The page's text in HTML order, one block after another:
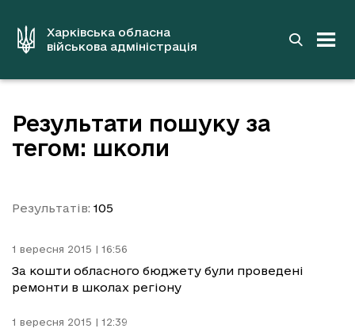
вмістуХарківська обласна
військова адміністрація
Результати пошуку за
тегом: школи
Результатів: 105
1 вересня 2015 | 16:56
За кошти обласного бюджету були проведені
ремонти в школах регіону
1 вересня 2015 | 12:39